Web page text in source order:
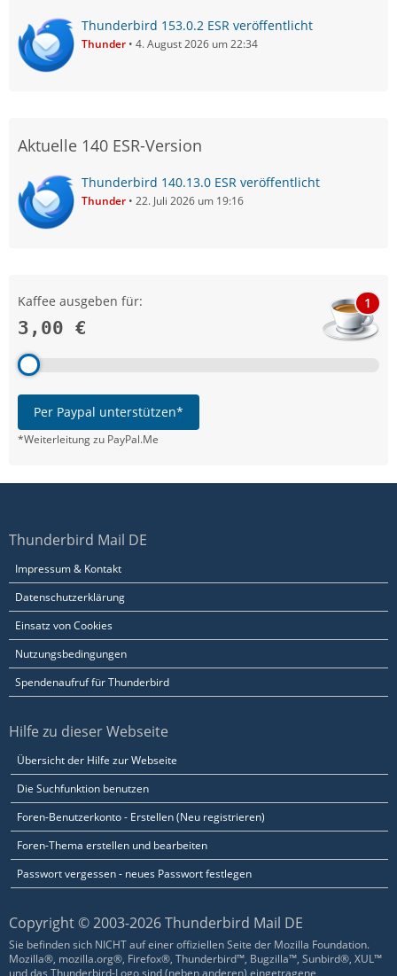
Thunderbird 153.0.2 ESR veröffentlicht
Thunder 4. August 2026 um 22:34
Aktuelle 140 ESR-Version
Thunderbird 140.13.0 ESR veröffentlicht
Thunder 22. Juli 2026 um 19:16
Kaffee ausgeben für:
3,00 €
1
Per Paypal unterstützen*
*Weiterleitung zu PayPal.Me
Thunderbird Mail DE
Impressum & Kontakt
Datenschutzerklärung
Einsatz von Cookies
Nutzungsbedingungen
Spendenaufruf für Thunderbird
Hilfe zu dieser Webseite
Übersicht der Hilfe zur Webseite
Die Suchfunktion benutzen
Foren-Benutzerkonto - Erstellen (Neu registrieren)
Foren-Thema erstellen und bearbeiten
Passwort vergessen - neues Passwort festlegen
Copyright © 2003-2026 Thunderbird Mail DE
Sie befinden sich NICHT auf einer offiziellen Seite der Mozilla Foundation.
Mozilla®, mozilla.org®, Firefox®, Thunderbird™, Bugzilla™, Sunbird®, XUL™